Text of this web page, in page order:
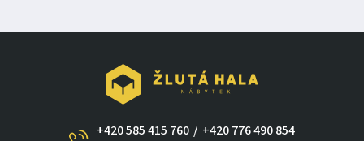
+420 585 415 760 / +420 776 490 854